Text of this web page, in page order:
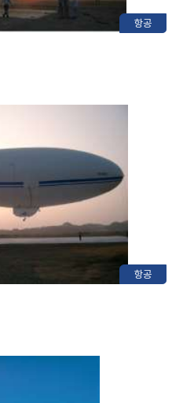
항공
항공